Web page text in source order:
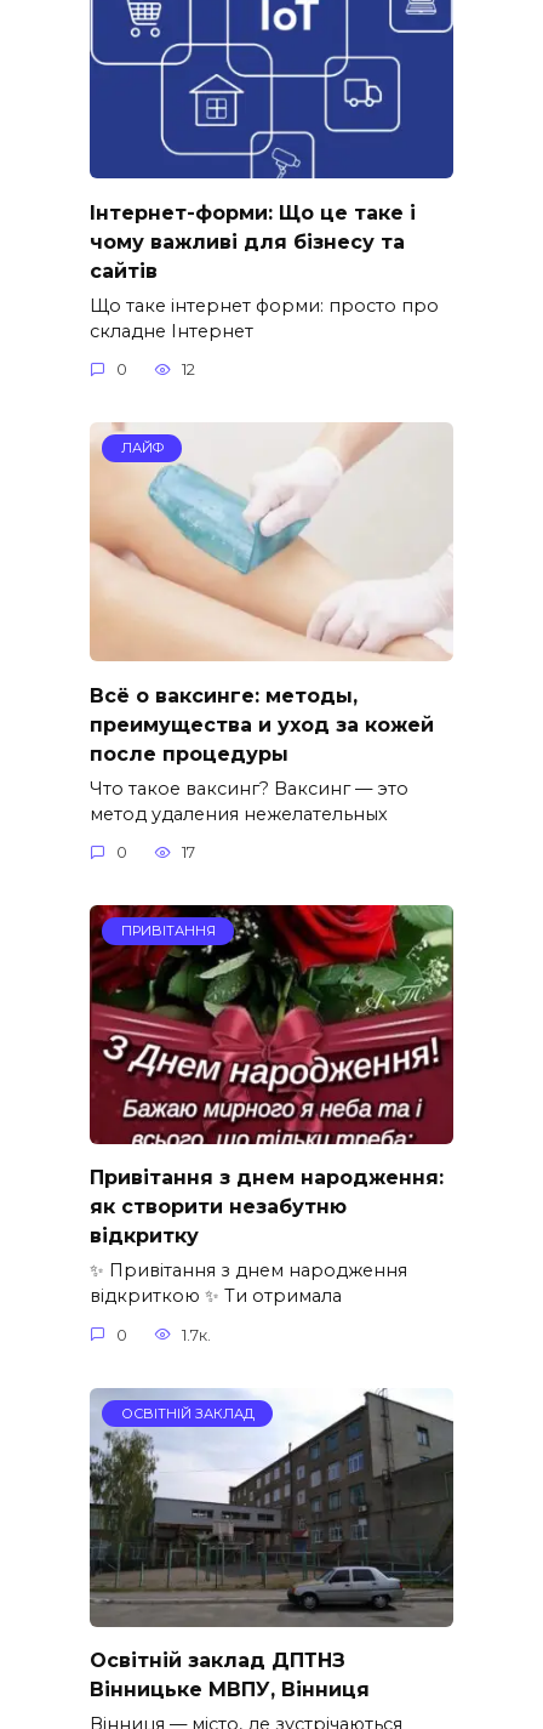
Інтернет-форми: Що це таке і
чому важливі для бізнесу та
сайтів
Що таке інтернет форми: просто про
складне Інтернет
0 12
ЛАЙФ
Всё о ваксинге: методы,
преимущества и уход за кожей
после процедуры
Что такое ваксинг? Ваксинг — это
метод удаления нежелательных
0 17
ПРИВІТАННЯ
Привітання з днем народження:
як створити незабутню
відкритку
✨ Привітання з днем народження
відкриткою ✨ Ти отримала
0 1.7к.
ОСВІТНІЙ ЗАКЛАД
Освітній заклад ДПТНЗ
Вінницьке МВПУ, Вінниця
Вінниця — місто, де зустрічаються